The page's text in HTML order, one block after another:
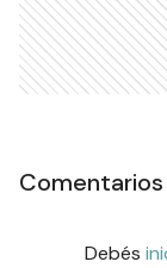
Comentarios
Debés